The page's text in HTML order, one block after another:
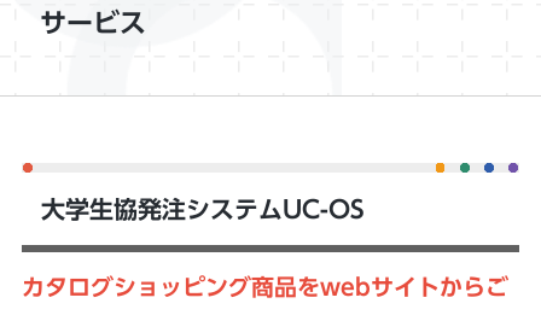
サービス
大学生協発注システムUC-OS
カタログショッピング商品をwebサイトからご